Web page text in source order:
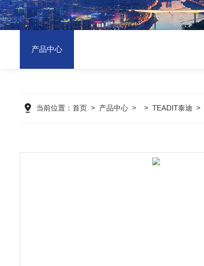
产品中心
当前位置： 首页> 产品中心> > TEADIT泰迪 >